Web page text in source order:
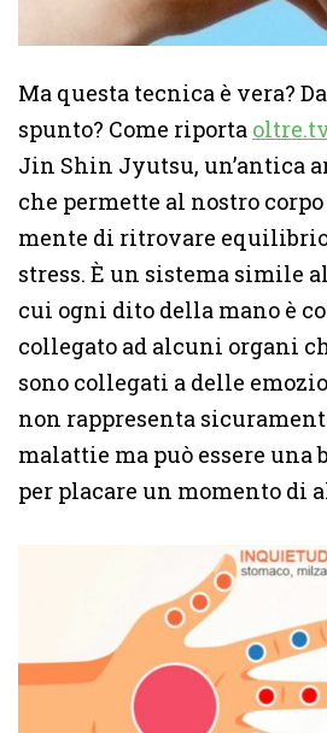
Ma questa tecnica è vera?
spunto? Come riporta
Jin Shin Jyutsu, un’antica
che permette al nostro
mente di ritrovare
stress. È un sistema simile
cui ogni dito della mano è
collegato ad alcuni organi
sono collegati a delle
non rappresenta
malattie ma può essere una
per placare un momento di